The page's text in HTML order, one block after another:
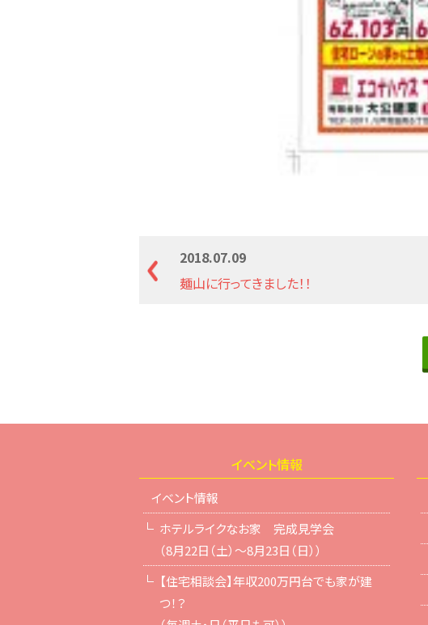
2018.07.09
麺山に行ってきました！！
イベント情報
イベント情報
ホテルライクなお家 完成見学会
（8月22日（土）～8月23日（日））
【住宅相談会】年収200万円台でも家が建
つ！？